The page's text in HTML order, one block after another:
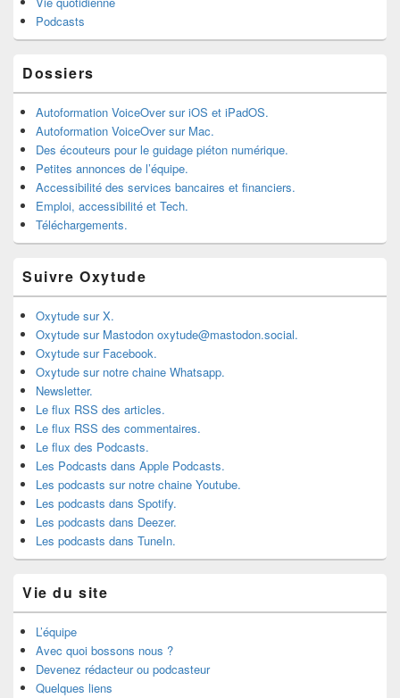
Podcasts
Dossiers
Autoformation VoiceOver sur iOS et iPadOS.
Autoformation VoiceOver sur Mac.
Des écouteurs pour le guidage piéton numérique.
Petites annonces de l’équipe.
Accessibilité des services bancaires et financiers.
Emploi, accessibilité et Tech.
Téléchargements.
Suivre Oxytude
Oxytude sur X.
Oxytude sur Mastodon oxytude@mastodon.social.
Oxytude sur Facebook.
Oxytude sur notre chaine Whatsapp.
Newsletter.
Le flux RSS des articles.
Le flux RSS des commentaires.
Le flux des Podcasts.
Les Podcasts dans Apple Podcasts.
Les podcasts sur notre chaine Youtube.
Les podcasts dans Spotify.
Les podcasts dans Deezer.
Les podcasts dans TuneIn.
Vie du site
L’équipe
Avec quoi bossons nous ?
Devenez rédacteur ou podcasteur
Quelques liens